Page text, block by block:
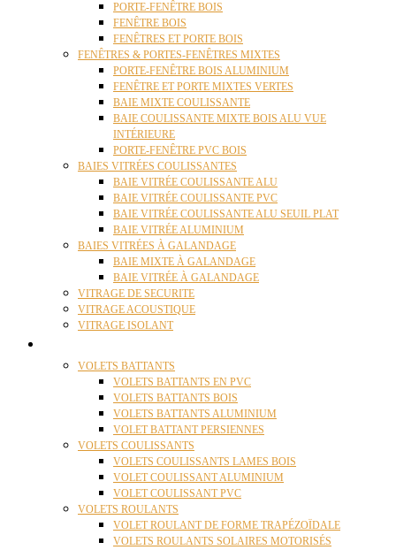
PORTE-FENÊTRE BOIS
FENÊTRE BOIS
FENÊTRES ET PORTE BOIS
FENÊTRES & PORTES-FENÊTRES MIXTES
PORTE-FENÊTRE BOIS ALUMINIUM
FENÊTRE ET PORTE MIXTES VERTES
BAIE MIXTE COULISSANTE
BAIE COULISSANTE MIXTE BOIS ALU VUE
INTÉRIEURE
PORTE-FENÊTRE PVC BOIS
BAIES VITRÉES COULISSANTES
BAIE VITRÉE COULISSANTE ALU
BAIE VITRÉE COULISSANTE PVC
BAIE VITRÉE COULISSANTE ALU SEUIL PLAT
BAIE VITRÉE ALUMINIUM
BAIES VITRÉES À GALANDAGE
BAIE MIXTE À GALANDAGE
BAIE VITRÉE À GALANDAGE
VITRAGE DE SECURITE
VITRAGE ACOUSTIQUE
VITRAGE ISOLANT
VOLETS BATTANTS
VOLETS BATTANTS EN PVC
VOLETS BATTANTS BOIS
VOLETS BATTANTS ALUMINIUM
VOLET BATTANT PERSIENNES
VOLETS COULISSANTS
VOLETS COULISSANTS LAMES BOIS
VOLET COULISSANT ALUMINIUM
VOLET COULISSANT PVC
VOLETS ROULANTS
VOLET ROULANT DE FORME TRAPÉZOÏDALE
VOLETS ROULANTS SOLAIRES MOTORISÉS